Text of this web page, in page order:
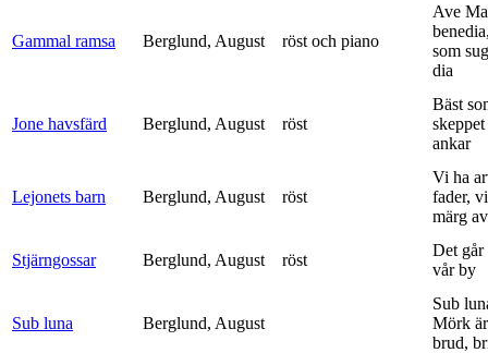
Gammal ramsa Berglund, August röst och piano
Ave
som
dia
Jone havsfärd Berglund, August röst
Bäst
ankar
Lejonets barn Berglund, August röst
Vi ha
fader,
märg
Stjärngossar Berglund, August röst
Det går
vår by
Sub luna Berglund, August
Sub
Mörk
brud,